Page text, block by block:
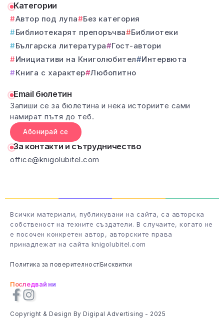
Категории
Автор под лупа
Без категория
Библиотекарят препоръчва
Библиотеки
Българска литература
Гост-автори
Инициативи на Книголюбител
Интервюта
Книга с характер Любопитно
Email бюлетин
Запиши се за бюлетина и нека историите сами
намират пътя до теб.
Абонирай се
За контакти и сътрудничество
office@knigolubitel.com
Всички материали, публикувани на сайта, са авторска
собственост на техните създатели. В случаите, когато не
е посочен конкретен автор, авторските права
принадлежат на сайта knigolubitel.com
Политика за поверителност Бисквитки
Последвай ни
Copyright & Design By Digipal Advertising - 2025